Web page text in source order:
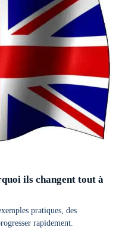
ils changent tout à
pratiques, des
rapidement.